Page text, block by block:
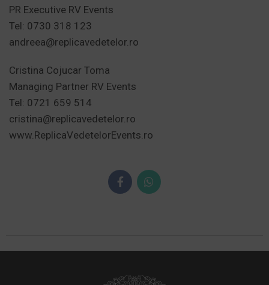
PR Executive RV Events
Tel: 0730 318 123
andreea@replicavedetelor.ro
Cristina Cojucar Toma
Managing Partner RV Events
Tel: 0721 659 514
cristina@replicavedetelor.ro
www.ReplicaVedetelorEvents.ro